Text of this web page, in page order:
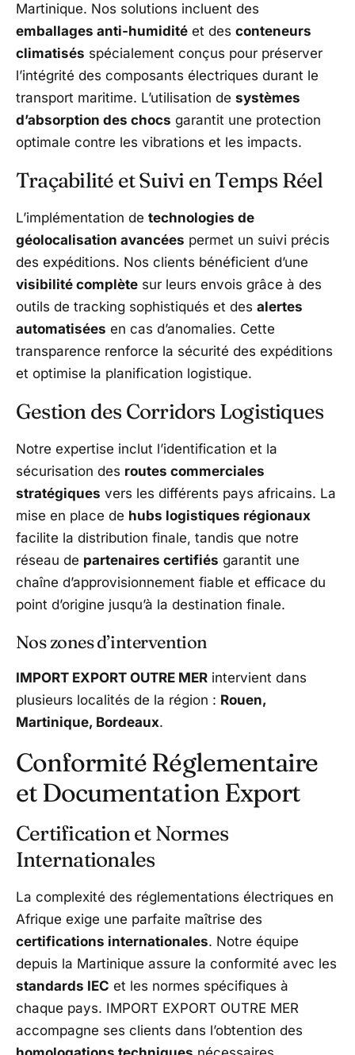
Martinique. Nos solutions incluent des
emballages anti-humidité et des conteneurs
climatisés spécialement conçus pour préserver
l’intégrité des composants électriques durant le
transport maritime. L’utilisation de systèmes
d’absorption des chocs garantit une protection
optimale contre les vibrations et les impacts.
Traçabilité et Suivi en Temps Réel
L’implémentation de technologies de
géolocalisation avancées permet un suivi précis
des expéditions. Nos clients bénéficient d’une
visibilité complète sur leurs envois grâce à des
outils de tracking sophistiqués et des alertes
automatisées en cas d’anomalies. Cette
transparence renforce la sécurité des expéditions
et optimise la planification logistique.
Gestion des Corridors Logistiques
Notre expertise inclut l’identification et la
sécurisation des routes commerciales
stratégiques vers les différents pays africains. La
mise en place de hubs logistiques régionaux
facilite la distribution finale, tandis que notre
réseau de partenaires certifiés garantit une
chaîne d’approvisionnement fiable et efficace du
point d’origine jusqu’à la destination finale.
Nos zones d’intervention
IMPORT EXPORT OUTRE MER intervient dans
plusieurs localités de la région : Rouen,
Martinique, Bordeaux.
Conformité Réglementaire
et Documentation Export
Certification et Normes
Internationales
La complexité des réglementations électriques en
Afrique exige une parfaite maîtrise des
certifications internationales. Notre équipe
depuis la Martinique assure la conformité avec les
standards IEC et les normes spécifiques à
chaque pays. IMPORT EXPORT OUTRE MER
accompagne ses clients dans l’obtention des